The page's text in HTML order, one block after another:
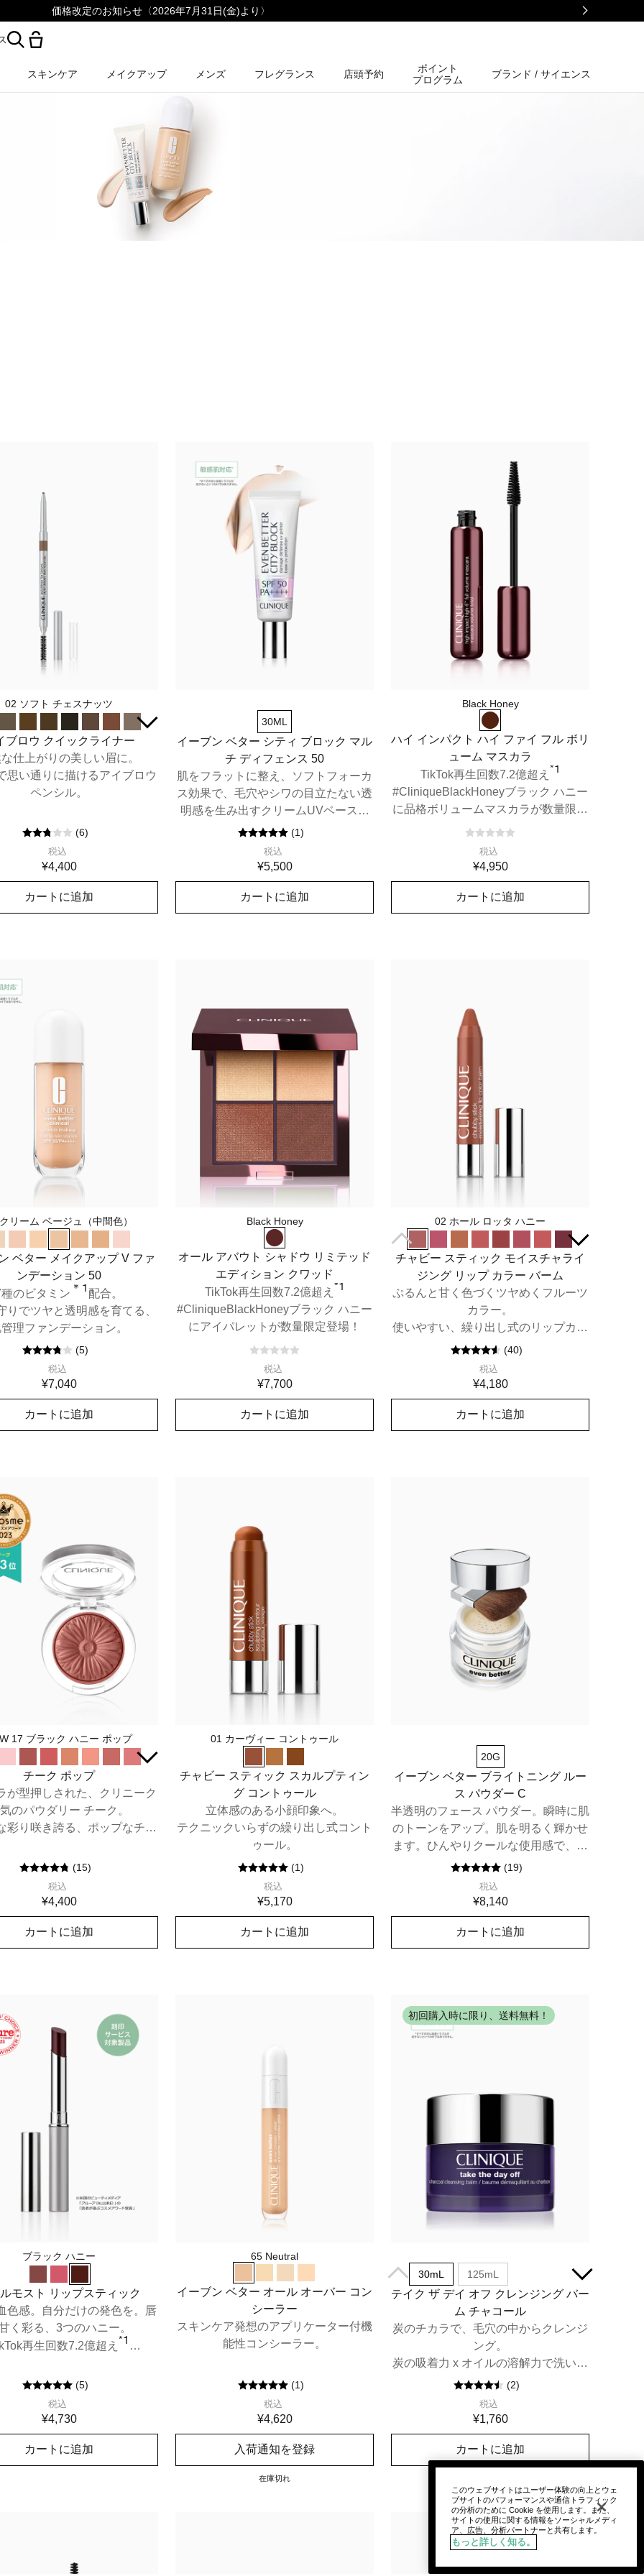
価格改定のお知らせ〈2026年7月31日(金)より〉
スキンケア メイクアップ メンズ フレグランス 店頭予約
ポイント
プログラム
ブランド / サイエンス
02 ソフト チェスナッツ
ブロウ クイックライナー
仕上がりの美しい眉に。
思い通りに描けるアイブロウ
ペンシル。
(6)
税込
¥4,400
カートに追加
30ML
イーブン ベター シティ ブロック マル
チ ディフェンス 50
肌をフラットに整え、ソフトフォーカ
ス効果で、毛穴やシワの目立たない透
明感を生み出すクリームUVベース。
４つのディフェンス機能で、あらゆる
にさらされた肌を徹底防御(マル
チ ディフェンス)。SPF50/PA++++
(1)
税込
¥5,500
カートに追加
Black Honey
ハイ インパクト ハイ ファイ フル ボリ
ューム マスカラ
TikTok再生回数7.2億超え *1
#CliniqueBlackHoneyブラック ハニー
に品格ボリュームマスカラが数量限定
登場！
税込
¥4,950
カートに追加
リーム ベージュ（中間色）
ベター メイクアップ V ファ
ンデーション 50
のビタミン ＊1 配合。
りでツヤと透明感を育てる、
理ファンデーション。
(5)
税込
¥7,040
カートに追加
Black Honey
オール アバウト シャドウ リミテッド
エディション クワッド
TikTok再生回数7.2億超え *1
#CliniqueBlackHoneyブラック ハニー
にアイパレットが数量限定登場！
税込
¥7,700
カートに追加
02 ホール ロッタ ハニー
チャビー スティック モイスチャライ
ジング リップ カラー バーム
ぷるんと甘く色づくツヤめくフルーツ
カラー。
使いやすい、繰り出し式のリップカラ
ー。
(40)
税込
¥4,180
カートに追加
17 ブラック ハニー ポップ
チーク ポップ
が型押しされた、クリニーク
のパウダリー チーク。
彩り咲き誇る、ポップなチー
(15)
税込
¥4,400
カートに追加
01 カーヴィー コントゥール
チャビー スティック スカルプティン
グ コントゥール
立体感のある小顔印象へ。
テクニックいらずの繰り出し式コント
ゥール。
(1)
税込
¥5,170
カートに追加
20G
イーブン ベター ブライトニング ルー
ス パウダー C
半透明のフェース パウダー。瞬時に肌
のトーンをアップ。肌を明るく輝かせ
ます。ひんやりクールな使用感で、小
ジワの目立たないなめらかな肌へ。
(19)
税込
¥8,140
カートに追加
ブラック ハニー
モスト リップスティック
色感。自分だけの発色を。唇
く彩る、3つのハニー。
再生回数7.2億超え *1
(5)
税込
¥4,730
カートに追加
65 Neutral
イーブン ベター オール オーバー コン
シーラー
スキンケア発想のアプリケーター付機
能性コンシーラー。
(1)
税込
¥4,620
入荷通知を登録
在庫切れ
初回購入時に限り、送料無料！
30mL 125mL
テイク ザ デイ オフ クレンジング バー
ム チャコール
炭のチカラで、毛穴の中からクレンジ
ング。
炭の吸着力 x オイルの溶解力で洗い上
げる、黒のクレンジング バーム。
(2)
税込
¥1,760
カートに追加
このウェブサイトはユーザー体験の向上とウェ
ブサイトのパフォーマンスや通信トラフィック
の分析のために Cookie を使用します。また、
サイトの使用に関する情報をソーシャルメディ
ア、広告、分析パートナーと共有します。
もっと詳しく知る。